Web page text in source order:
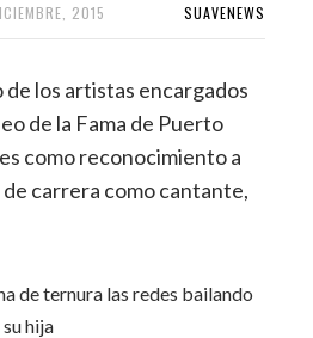
2015 SUAVENEWS
de los artistas encargados
de la Fama de Puerto
como reconocimiento a
de carrera como cantante,
de ternura las redes bailando
hija